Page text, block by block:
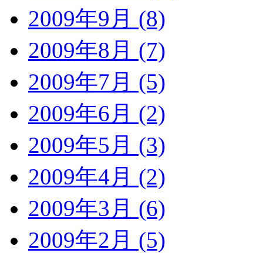
2009年9月 (8)
2009年8月 (7)
2009年7月 (5)
2009年6月 (2)
2009年5月 (3)
2009年4月 (2)
2009年3月 (6)
2009年2月 (5)